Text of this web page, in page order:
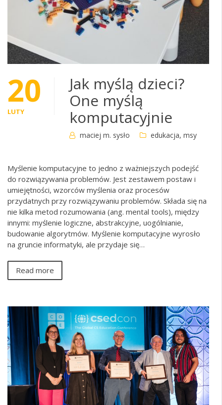
20
LUTY
Jak myślą dzieci?
One myślą
komputacyjnie
maciej m. sysło edukacja, msy
Myślenie komputacyjne to jedno z ważniejszych podejść
do rozwiązywania problemów. Jest zestawem postaw i
umiejętności, wzorców myślenia oraz procesów
przydatnych przy rozwiązywaniu problemów. Składa się na
nie kilka metod rozumowania (ang. mental tools), między
innymi: myślenie logiczne, abstrakcyjne, uogólnianie,
budowanie algorytmów. Myślenie komputacyjne wyrosło
na gruncie informatyki, ale przydaje się…
Read more